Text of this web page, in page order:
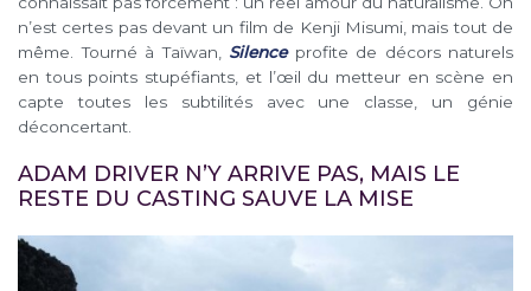
n’est certes pas devant un film de Kenji Misumi, mais tout de
même. Tourné à Taïwan, Silence profite de décors naturels
en tous points stupéfiants, et l’œil du metteur en scène en
capte toutes les subtilités avec une classe, un génie
déconcertant.
ADAM DRIVER N’Y ARRIVE PAS, MAIS LE
RESTE DU CASTING SAUVE LA MISE